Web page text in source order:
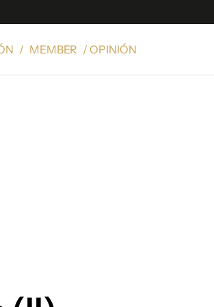
/ MEMBER / OPINIÓN